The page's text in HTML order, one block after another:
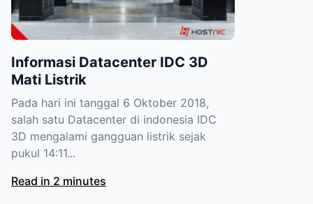
Informasi Datacenter IDC 3D
Mati Listrik
Pada hari ini tanggal 6 Oktober 2018,
salah satu Datacenter di indonesia IDC
3D mengalami gangguan listrik sejak
pukul 14:11...
Read in 2 minutes